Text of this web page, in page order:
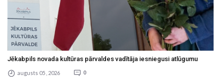
Jēkabpils novada kultūras pārvaldes vadītāja iesniegusi atlūgumu
augusts 05 , 2026 0